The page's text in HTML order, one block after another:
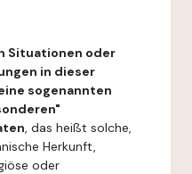
Situationen oder
in dieser
sogenannten
, das heißt solche,
Herkunft,
oder